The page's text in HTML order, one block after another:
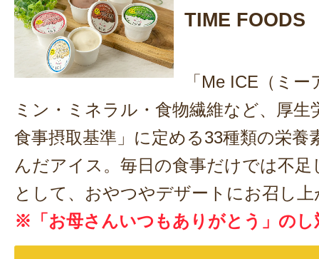
TIME FOODS
「Me ICE（ミ
ミン・ミネラル・食物繊維など、厚生
食事摂取基準」に定める33種類の栄養
んだアイス。毎日の食事だけでは不
として、おやつやデザートにお召し
※「お母さんいつもありがとう」のし